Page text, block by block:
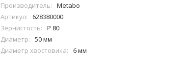
Производитель:
Metabo
Артикул:
628380000
Зернистость:
P 80
Диаметр:
50 мм
Диаметр хвостовика:
6 мм